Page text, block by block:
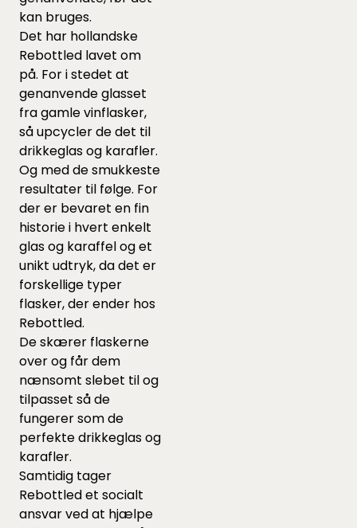
kan bruges.
Det har hollandske
Rebottled lavet om
på. For i stedet at
genanvende glasset
fra gamle vinflasker,
så upcycler de det til
drikkeglas og karafler.
Og med de smukkeste
resultater til følge. For
der er bevaret en fin
historie i hvert enkelt
glas og karaffel og et
unikt udtryk, da det er
forskellige typer
flasker, der ender hos
Rebottled.
De skærer flaskerne
over og får dem
nænsomt slebet til og
tilpasset så de
fungerer som de
perfekte drikkeglas og
karafler.
Samtidig tager
Rebottled et socialt
ansvar ved at hjælpe